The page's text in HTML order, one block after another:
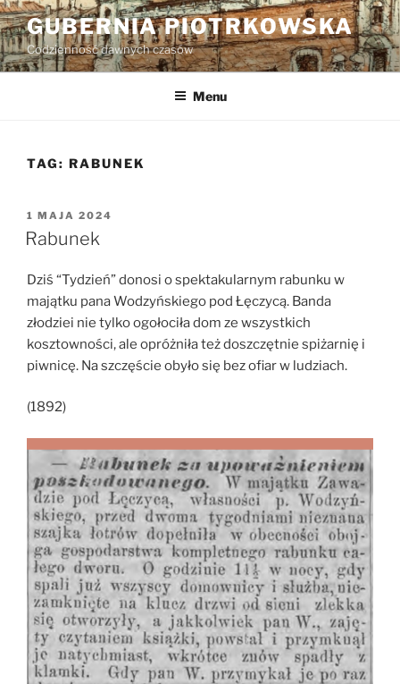
Przejdź
do
treści
GUBERNIA PIOTRKOWSKA
Codzienność dawnych czasów
Menu
TAG: RABUNEK
OPUBLIKOWANE
W
1 MAJA 2024
Rabunek
Dziś “Tydzień” donosi o spektakularnym rabunku w
majątku pana Wodzyńskiego pod Łęczycą. Banda
złodziei nie tylko ogołociła dom ze wszystkich
kosztowności, ale opróżniła też doszczętnie spiżarnię i
piwnicę. Na szczęście obyło się bez ofiar w ludziach.
(1892)